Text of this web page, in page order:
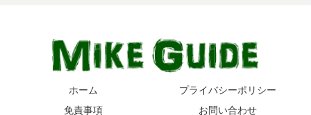
ホーム
プライバシーポリシー
免責事項
お問い合わせ